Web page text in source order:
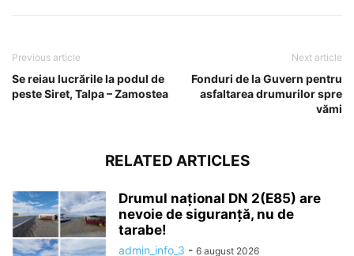
Previous article
Se reiau lucrările la podul de
peste Siret, Talpa – Zamostea
Next article
Fonduri de la Guvern pentru
asfaltarea drumurilor spre
vămi
RELATED ARTICLES
Drumul național DN 2(E85) are
nevoie de siguranță, nu de
tarabe!
admin_info_3 - 6 august 2026